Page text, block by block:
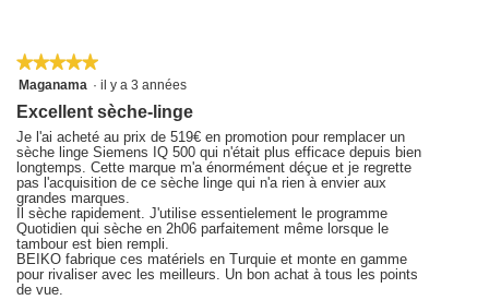
5
sur
5.
★★★★★
★★★★★
5
5
Maganama · il y a 3 années
Excellent sèche-linge
Je l'ai acheté au prix de 519€ en promotion pour remplacer un
sèche linge Siemens IQ 500 qui n'était plus efficace depuis bien
longtemps. Cette marque m'a énormément déçue et je regrette
pas l'acquisition de ce sèche linge qui n'a rien à envier aux
grandes marques.
Il sèche rapidement. J'utilise essentielement le programme
Quotidien qui sèche en 2h06 parfaitement même lorsque le
tambour est bien rempli.
BEIKO fabrique ces matériels en Turquie et monte en gamme
pour rivaliser avec les meilleurs. Un bon achat à tous les points
de vue.